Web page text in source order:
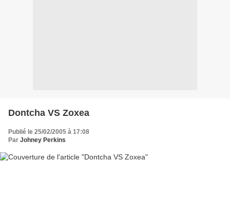
Dontcha VS Zoxea
Publié le 25/02/2005 à 17:08
Par Johney Perkins